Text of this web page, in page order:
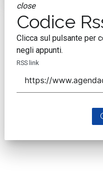
close
Codice
Clicca sul pulsante per
negli appunti.
RSS link